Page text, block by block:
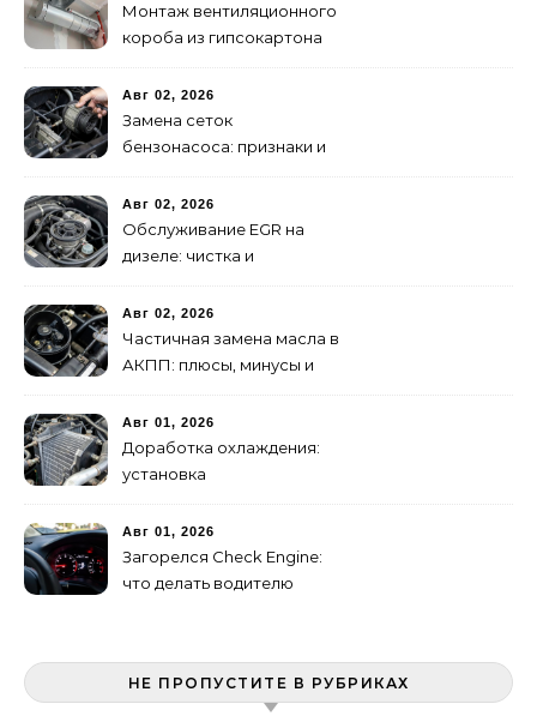
Монтаж вентиляционного
короба из гипсокартона
Авг 02, 2026
Замена сеток
бензонасоса: признаки и
Авг 02, 2026
Обслуживание EGR на
дизеле: чистка и
Авг 02, 2026
Частичная замена масла в
АКПП: плюсы, минусы и
Авг 01, 2026
Доработка охлаждения:
установка
радиатора
Авг 01, 2026
Загорелся Check Engine:
что делать водителю
НЕ ПРОПУСТИТЕ В РУБРИКАХ